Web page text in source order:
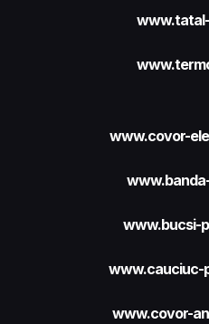
www.covor-
www.bucsi-
www.cauciuc-
www.covor-